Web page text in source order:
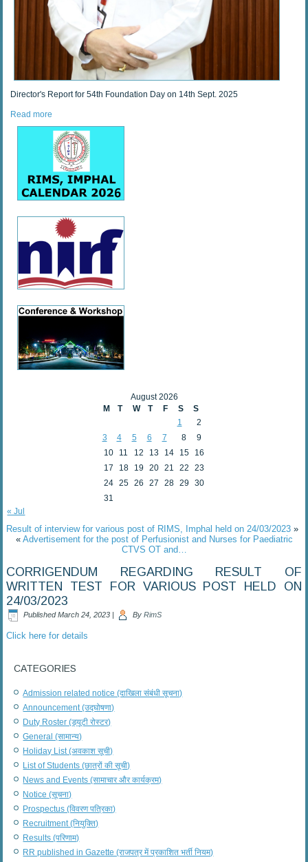
Director's Report for 54th Foundation Day on 14th Sept. 2025
Read more
August 2026
M
T W T F S
S
1
2
3
4 5 6 7 8
9
10
11 12 13 14 15
16
17
18 19 20 21 22
23
24 25 26 27 28 29
30
31
« Jul
Result of interview for various post of RIMS, Imphal held on 24/03/2023 »
« Advertisement for the post of Perfusionist and Nurses for Paediatric
CTVS OT and…
CORRIGENDUM REGARDING RESULT OF
WRITTEN TEST FOR VARIOUS POST HELD ON
24/03/2023
Published March 24, 2023 | By RimS
Click here for details
CATEGORIES
Admission related notice (दाखिला संबंधी सूचना)
Announcement (उद्घोषणा)
Duty Roster (ड्यूटी रोस्टर)
General (सामान्य)
Holiday List (अवकाश सूची)
List of Students (छात्रों की सूची)
News and Events (सामाचार और कार्यक्रम)
Notice (सूचना)
Prospectus (विवरण पत्रिका)
Recruitment (नियुक्ति)
Results (परिणाम)
RR published in Gazette (राजपत्र में प्रकाशित भर्ती नियम)